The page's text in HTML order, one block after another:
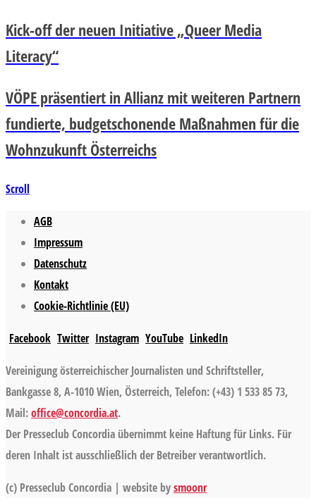
Kick-off der neuen Initiative „Queer Media
Literacy“
VÖPE präsentiert in Allianz mit weiteren Partnern
fundierte, budgetschonende Maßnahmen für die
Wohnzukunft Österreichs
Scroll
AGB
Impressum
Datenschutz
Kontakt
Cookie-Richtlinie (EU)
Facebook Twitter Instagram YouTube LinkedIn
Vereinigung österreichischer Journalisten und Schriftsteller,
Bankgasse 8, A-1010 Wien, Österreich, Telefon: (+43) 1 533 85 73,
Mail:office@concordia.at.
Der Presseclub Concordia übernimmt keine Haftung für Links. Für
deren Inhalt ist ausschließlich der Betreiber verantwortlich.
(c) Presseclub Concordia | website bysmoonr